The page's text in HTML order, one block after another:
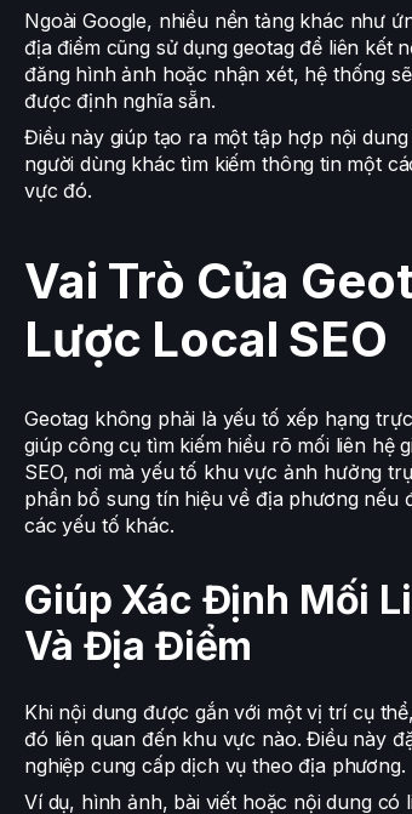
Ngoài Google, nhiều nền tảng khác như
địa điểm cũng sử dụng geotag để liên kết
đăng hình ảnh hoặc nhận xét, hệ thống
được định nghĩa sẵn.
Điều này giúp tạo ra một tập hợp nội
người dùng khác tìm kiếm thông tin một
vực đó.
Vai Trò Của
Lược Local SEO
Geotag không phải là yếu tố xếp hạng
giúp công cụ tìm kiếm hiểu rõ mối liên hệ
SEO, nơi mà yếu tố khu vực ảnh hưởng
phần bổ sung tín hiệu về địa phương
các yếu tố khác.
Giúp Xác Định Mối
Và Địa Điểm
Khi nội dung được gắn với một vị trí cụ
đó liên quan đến khu vực nào. Điều này
nghiệp cung cấp dịch vụ theo địa phương.
Ví dụ, hình ảnh, bài viết hoặc nội dung có